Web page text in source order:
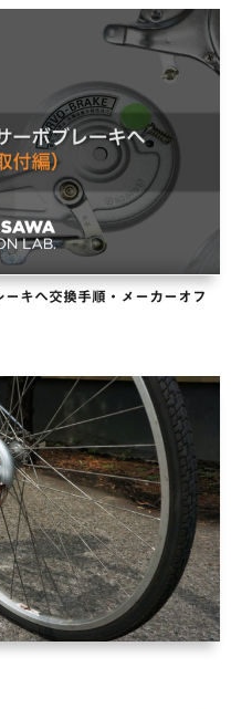
キヘ交換手順・メーカーオフ